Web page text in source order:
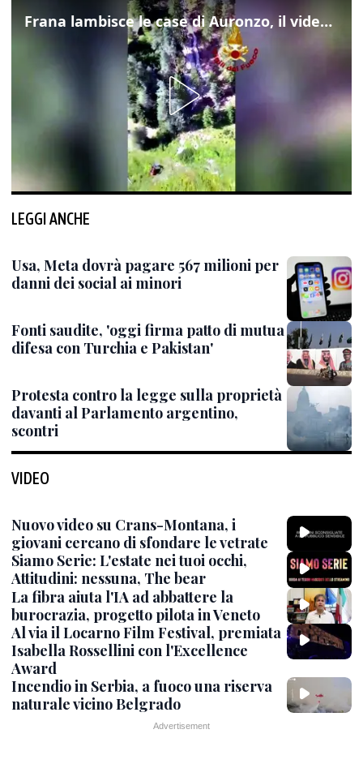
Frana lambisce le case di Auronzo, il video dall'elicottero dei vigili del fuoco
LEGGI ANCHE
Usa, Meta dovrà pagare 567 milioni per
danni dei social ai minori
Fonti saudite, 'oggi firma patto di mutua
difesa con Turchia e Pakistan'
Protesta contro la legge sulla proprietà
davanti al Parlamento argentino,
scontri
VIDEO
Nuovo video su Crans-Montana, i
giovani cercano di sfondare le vetrate
Siamo Serie: L'estate nei tuoi occhi,
Attitudini: nessuna, The bear
La fibra aiuta l'IA ad abbattere la
burocrazia, progetto pilota in Veneto
Al via il Locarno Film Festival, premiata
Isabella Rossellini con l'Excellence
Award
Incendio in Serbia, a fuoco una riserva
naturale vicino Belgrado